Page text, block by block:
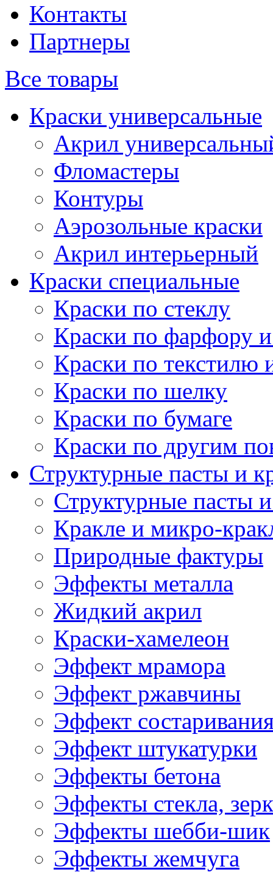
Контакты
Партнеры
Все товары
Краски универсальные
Акрил
Фломастеры
Контуры
Аэрозольные краски
Акрил интерьерный
Краски специальные
Краски по стеклу
Краски по фарфору
Краски по текстилю
Краски по шелку
Краски по бумаге
Краски по другим
Структурные пасты и
Структурные пасты
Кракле и микро-
Природные фактуры
Эффекты металла
Жидкий акрил
Краски-хамелеон
Эффект мрамора
Эффект ржавчины
Эффект
Эффект штукатурки
Эффекты бетона
Эффекты стекла,
Эффекты шебби-шик
Эффекты жемчуга